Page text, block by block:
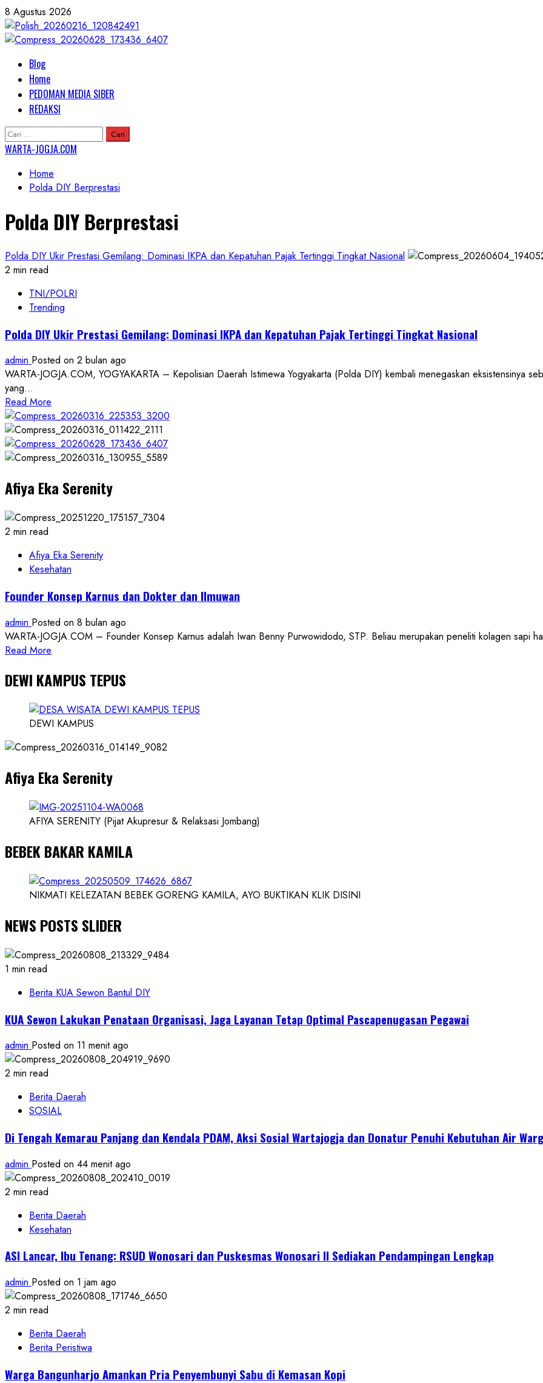
Skip
to
content
8 Agustus 2026
Primary
Menu
Blog
Home
PEDOMAN MEDIA SIBER
REDAKSI
Cari
untuk:
WARTA-JOGJA.COM
Home
Polda DIY Berprestasi
Polda DIY Berprestasi
Polda DIY Ukir Prestasi Gemilang: Dominasi IKPA dan Kepatuhan Pajak Tertinggi Tingkat Nasional
2 min read
TNI/POLRI
Trending
Polda DIY Ukir Prestasi Gemilang: Dominasi IKPA dan Kepatuhan Pajak Tertinggi Tingkat Nasional
admin Posted on 2 bulan ago
WARTA-JOGJA.COM, YOGYAKARTA – Kepolisian Daerah Istimewa Yogyakarta (Polda DIY) kembali menegaskan eksistensinya
yang...
Read More
more
about
Polda
DIY
Prestasi
Gemilang:
Dominasi
IKPA
Kepatuhan
Pajak
Tingkat
Afiya Eka Serenity
2 min read
Afiya Eka Serenity
Kesehatan
Founder Konsep Karnus dan Dokter dan Ilmuwan
admin Posted on 8 bulan ago
WARTA-JOGJA.COM – Founder Konsep Karnus adalah Iwan Benny Purwowidodo, STP. Beliau merupakan peneliti kolagen sapi
Read More
about
Konsep
Karnus
Dokter
Ilmuwan
DEWI KAMPUS TEPUS
DEWI KAMPUS
Afiya Eka Serenity
AFIYA SERENITY (Pijat Akupresur & Relaksasi Jombang)
BEBEK BAKAR KAMILA
NIKMATI KELEZATAN BEBEK GORENG KAMILA, AYO BUKTIKAN KLIK DISINI
NEWS POSTS SLIDER
1 min read
Berita KUA Sewon Bantul DIY
KUA Sewon Lakukan Penataan Organisasi, Jaga Layanan Tetap Optimal Pascapenugasan Pegawai
admin Posted on 11 menit ago
2 min read
Berita Daerah
SOSIAL
Di Tengah Kemarau Panjang dan Kendala PDAM, Aksi Sosial Wartajogja dan Donatur Penuhi Kebutuhan Air
admin Posted on 44 menit ago
2 min read
Berita Daerah
Kesehatan
ASI Lancar, Ibu Tenang: RSUD Wonosari dan Puskesmas Wonosari II Sediakan Pendampingan Lengkap
admin Posted on 1 jam ago
2 min read
Berita Daerah
Berita Peristiwa
Warga Bangunharjo Amankan Pria Penyembunyi Sabu di Kemasan Kopi